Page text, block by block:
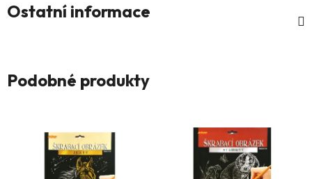
Ostatní informace
Podobné produkty